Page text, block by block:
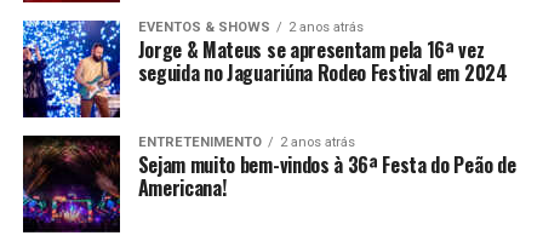
EVENTOS & SHOWS 2 anos atrás
Jorge & Mateus se apresentam pela 16ª vez
seguida no Jaguariúna Rodeo Festival em 2024
ENTRETENIMENTO 2 anos atrás
Sejam muito bem-vindos à 36ª Festa do Peão de
Americana!